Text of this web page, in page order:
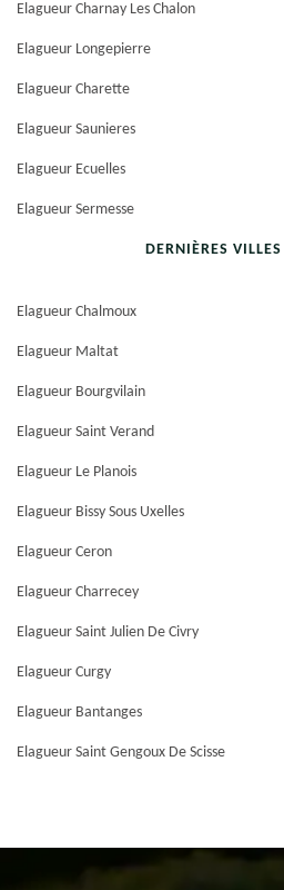
Elagueur Charnay Les Chalon
Elagueur Longepierre
Elagueur Charette
Elagueur Saunieres
Elagueur Ecuelles
Elagueur Sermesse
DERNIÈRES
Elagueur Chalmoux
Elagueur Maltat
Elagueur Bourgvilain
Elagueur Saint Verand
Elagueur Le Planois
Elagueur Bissy Sous Uxelles
Elagueur Ceron
Elagueur Charrecey
Elagueur Saint Julien De Civry
Elagueur Curgy
Elagueur Bantanges
Elagueur Saint Gengoux De Scisse